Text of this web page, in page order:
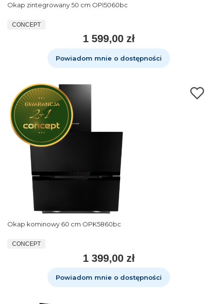
Okap zintegrowany 50 cm OPI5060bc
CONCEPT
1 599,00 zł
Powiadom mnie o dostępności
Okap kominowy 60 cm OPK5860bc
CONCEPT
1 399,00 zł
Powiadom mnie o dostępności